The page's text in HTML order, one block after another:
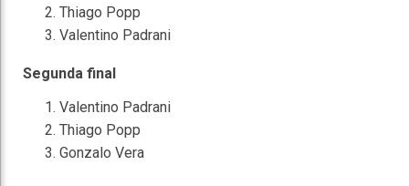
Thiago Popp
Valentino Padrani
Segunda final
Valentino Padrani
Thiago Popp
Gonzalo Vera